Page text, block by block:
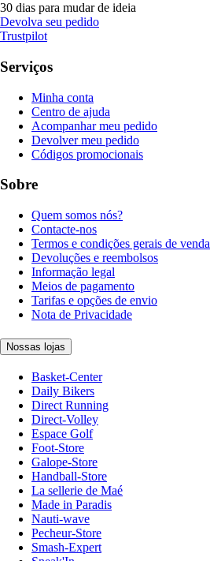
30 dias para mudar de ideia
Devolva seu pedido
Trustpilot
Serviços
Minha conta
Centro de ajuda
Acompanhar meu pedido
Devolver meu pedido
Códigos promocionais
Sobre
Quem somos nós?
Contacte-nos
Termos e condições gerais de venda
Devoluções e reembolsos
Informação legal
Meios de pagamento
Tarifas e opções de envio
Nota de Privacidade
Nossas lojas
Basket-Center
Daily Bikers
Direct Running
Direct-Volley
Espace Golf
Foot-Store
Galope-Store
Handball-Store
La sellerie de Maé
Made in Paradis
Nauti-wave
Pecheur-Store
Smash-Expert